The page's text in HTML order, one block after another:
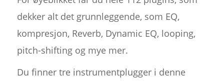
dekker alt det grunnleggende, som EQ,
kompresjon, Reverb, Dynamic EQ, looping,
pitch-shifting og mye mer.
Du finner tre instrumentplugger i denne